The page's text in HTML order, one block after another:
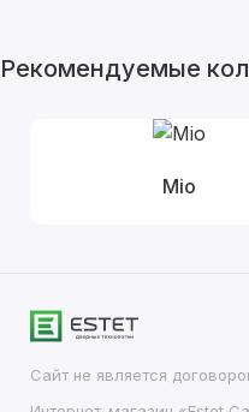
Рекомендуемые
Mio
Сайт не является